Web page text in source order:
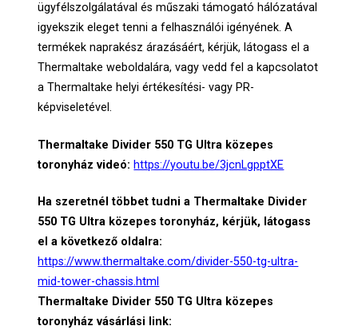
ügyfélszolgálatával és műszaki támogató hálózatával
igyekszik eleget tenni a felhasználói igényének. A
termékek naprakész árazásáért, kérjük, látogass el a
Thermaltake weboldalára, vagy vedd fel a kapcsolatot
a Thermaltake helyi értékesítési- vagy PR-
képviseletével.
Thermaltake Divider 550 TG Ultra közepes
toronyház videó: https://youtu.be/3jcnLgpptXE
Ha szeretnél többet tudni a Thermaltake Divider
550 TG Ultra közepes toronyház, kérjük, látogass
el a következő oldalra:
https://www.thermaltake.com/divider-550-tg-ultra-
mid-tower-chassis.html
Thermaltake Divider 550 TG Ultra közepes
toronyház vásárlási link: